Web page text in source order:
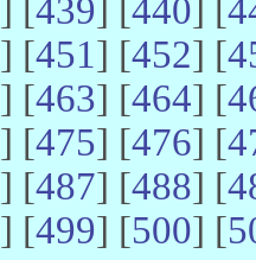
] [439] [440] [
] [451] [452] [
] [463] [464] [
] [475] [476] [
] [487] [488] [
] [499] [500] [